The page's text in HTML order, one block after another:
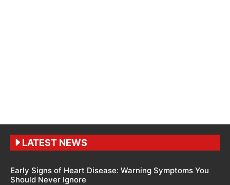
LATEST NEWS
Early Signs of Heart Disease: Warning Symptoms You
Should Never Ignore